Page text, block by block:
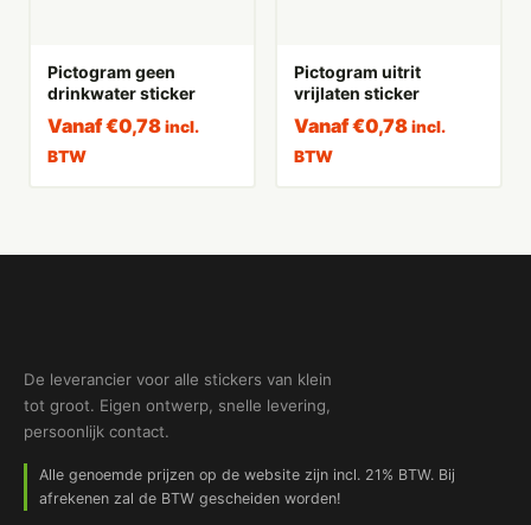
Pictogram geen
drinkwater sticker
Vanaf€0,78 incl.
BTW
Pictogram uitrit
vrijlaten sticker
Vanaf€0,78 incl.
BTW
De leverancier voor alle stickers van klein
tot groot. Eigen ontwerp, snelle levering,
persoonlijk contact.
Alle genoemde prijzen op de website zijn incl. 21% BTW. Bij
afrekenen zal de BTW gescheiden worden!